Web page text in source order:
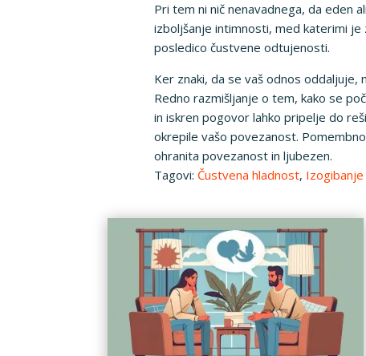
Pri tem ni nič nenavadnega, da eden
izboljšanje intimnosti, med katerimi je
posledico čustvene odtujenosti.
Ker znaki, da se vaš odnos oddaljuje,
Redno razmišljanje o tem, kako se
in iskren pogovor lahko pripelje do
okrepile vašo povezanost.
ohranita povezanost in ljubezen.
Tagovi: Čustvena hladnost,